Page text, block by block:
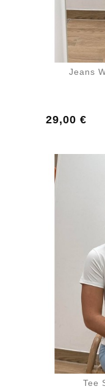
Jeans
29,00 €
Prix
Tee